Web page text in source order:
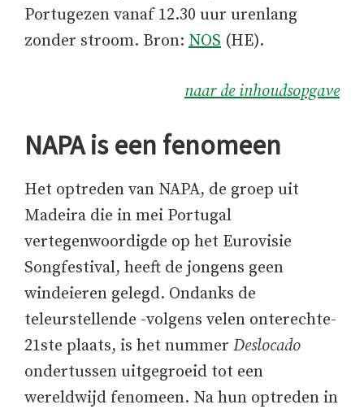
Portugezen vanaf 12.30 uur urenlang
zonder stroom. Bron: NOS (HE).
naar de inhoudsopgave
NAPA is een fenomeen
Het optreden van NAPA, de groep uit
Madeira die in mei Portugal
vertegenwoordigde op het Eurovisie
Songfestival, heeft de jongens geen
windeieren gelegd. Ondanks de
teleurstellende -volgens velen onterechte-
21ste plaats, is het nummer Deslocado
ondertussen uitgegroeid tot een
wereldwijd fenomeen. Na hun optreden in